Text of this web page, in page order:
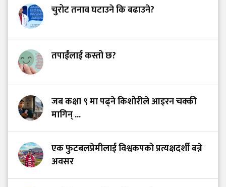
चुरोट तनाव घटाउने कि बढाउने?
तपाईंलाई कस्तो छ?
जब कक्षा ९ मा पढ्ने किशोरीले आइरन चक्की
मागिन् ...
एक फुटबलप्रेमीलाई विश्वकपको प्रत्यक्षदर्शी बन्ने
अवसर